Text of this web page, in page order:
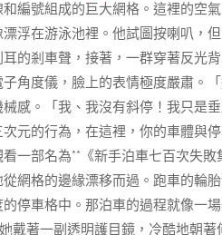
和編號組成的巨大網格。這裡的空
浮在游泳池裡。他試圖按喇叭，
的剎車聲，接著，一群穿著反光
角度儀，臉上的表情極度嚴肅。
感。「我、我沒有斜停！我只是
元的行為，在這裡，你的車體與
一部名為**《新手泊車七百次失敗
網格的邊緣漂移而過。跑車的輪
停車格中。那泊車的過程就像一
戴著一副透明護目鏡，冷酷地朝